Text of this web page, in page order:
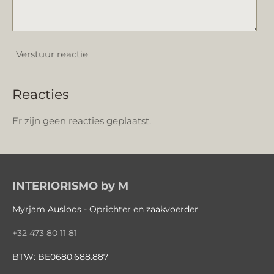
Verstuur reactie
Reacties
Er zijn geen reacties geplaatst.
INTERIORISMO by M
Myrjam Ausloos - Oprichter en zaakvoerder
+32 473 80 11 81
BTW: BE0680.688.887